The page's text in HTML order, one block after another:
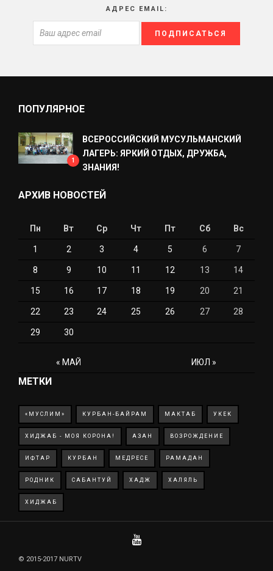
АДРЕС EMAIL:
ПОПУЛЯРНОЕ
1
ВСЕРОССИЙСКИЙ МУСУЛЬМАНСКИЙ
ЛАГЕРЬ: ЯРКИЙ ОТДЫХ, ДРУЖБА,
ЗНАНИЯ!
АРХИВ НОВОСТЕЙ
Пн Вт Ср Чт Пт Сб Вс
« МАЙ ИЮЛ »
1 2 3 4 5 6 7
8 9 10 11 12 13 14
15 16 17 18 19 20 21
22 23 24 25 26 27 28
29 30
МЕТКИ
«МУСЛИМ» КУРБАН-БАЙРАМ МАКТАБ УКЕК
ХИДЖАБ - МОЯ КОРОНА! АЗАН ВОЗРОЖДЕНИЕ
ИФТАР КУРБАН МЕДРЕСЕ РАМАДАН
РОДНИК САБАНТУЙ ХАДЖ ХАЛЯЛЬ
ХИДЖАБ
© 2015-2017 NURTV